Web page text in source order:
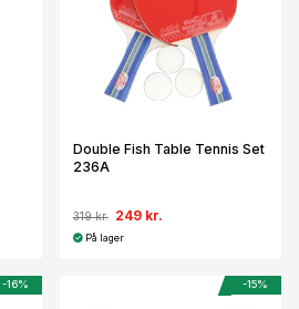
Double Fish Table Tennis Set
236A
319 kr. 249 kr.
På lager
-16% -15%